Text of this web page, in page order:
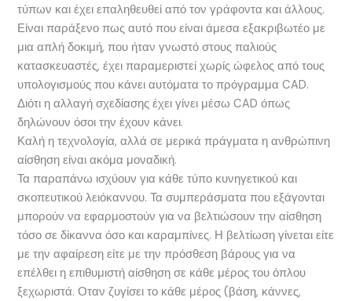
τύπων και έχει επαληθευθεί από τον γράφοντα και άλλους.
Είναι παράξενο πως αυτό που είναι άμεσα εξακριβωτέο με
μια απλή δοκιμή, που ήταν γνωστό στους παλιούς
κατασκευαστές, έχει παραμεριστεί χωρίς ώφελος από τους
υπολογισμούς που κάνει αυτόματα το πρόγραμμα CAD.
Διότι η αλλαγή σχεδίασης έχει γίνει μέσω CAD όπως
δηλώνουν όσοι την έχουν κάνει.
Καλή η τεχνολογία, αλλά σε μερικά πράγματα η ανθρώπινη
αίσθηση είναι ακόμα μοναδική.
Τα παραπάνω ισχύουν για κάθε τύπο κυνηγετικού και
σκοπευτικού λειόκαννου. Τα συμπεράσματα που εξάγονται
μπορούν να εφαρμοστούν για να βελτιώσουν την αίσθηση
τόσο σε δίκαννα όσο και καραμπίνες. Η βελτίωση γίνεται είτε
με την αφαίρεση είτε με την πρόσθεση βάρους για να
επέλθει η επιθυμιστή αίσθηση σε κάθε μέρος του όπλου
ξεχωριστά. Οταν ζυγίσει το κάθε μέρος (βάση, κάννες,